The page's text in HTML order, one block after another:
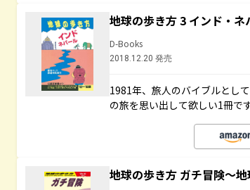
地球の歩き方 3 インド・ネ
D-Books
2018.12.20 発売
1981年、旅人のバイブルとし
の旅を思い出して欲しい1冊です
地球の歩き方 ガチ冒険～